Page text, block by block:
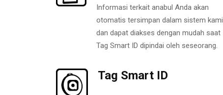
Informasi terkait anabul Anda akan
otomatis tersimpan dalam sistem kami
dan dapat diakses dengan mudah saat
Tag Smart ID dipindai oleh seseorang.
Tag Smart ID